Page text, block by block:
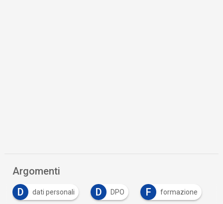
Argomenti
D
dati personali D DPO F formazione